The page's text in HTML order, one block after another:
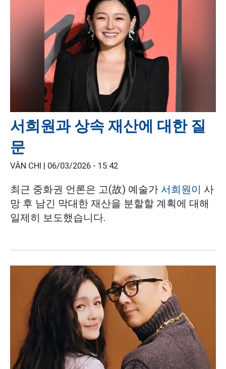
서희원과 상속 재산에 대한 질
문
VÂN CHI | 06/03/2026 - 15:42
최근 중화권 언론은 고(故) 예술가 서희원이 사
망 후 남긴 막대한 재산을 분할할 계획에 대해
일제히 보도했습니다.